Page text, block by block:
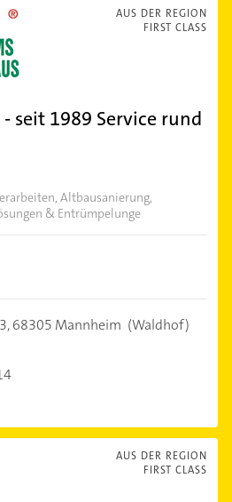
AUS DER REGION
FIRST CLASS
seit 1989 Service rund
Altbausanierung,
& Entrümpelunge
68305 Mannheim (Waldhof)
AUS DER REGION
FIRST CLASS